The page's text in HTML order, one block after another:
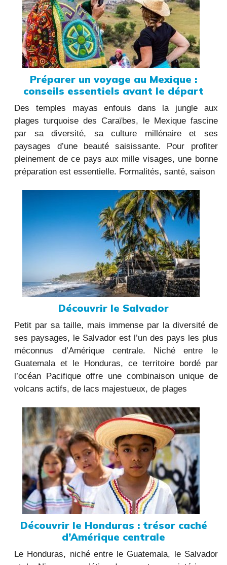
Préparer un voyage au Mexique :
conseils essentiels avant le départ
Des temples mayas enfouis dans la jungle aux
plages turquoise des Caraïbes, le Mexique fascine
par sa diversité, sa culture millénaire et ses
paysages d’une beauté saisissante. Pour profiter
pleinement de ce pays aux mille visages, une bonne
préparation est essentielle. Formalités, santé, saison
Découvrir le Salvador
Petit par sa taille, mais immense par la diversité de
ses paysages, le Salvador est l’un des pays les plus
méconnus d’Amérique centrale. Niché entre le
Guatemala et le Honduras, ce territoire bordé par
l’océan Pacifique offre une combinaison unique de
volcans actifs, de lacs majestueux, de plages
Découvrir le Honduras : trésor caché
d’Amérique centrale
Le Honduras, niché entre le Guatemala, le Salvador